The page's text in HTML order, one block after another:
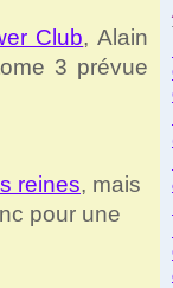
Club, Alain
3 prévue
reines, mais
pour une